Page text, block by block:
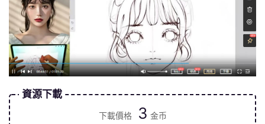
資源下載
下載價格 3 金币